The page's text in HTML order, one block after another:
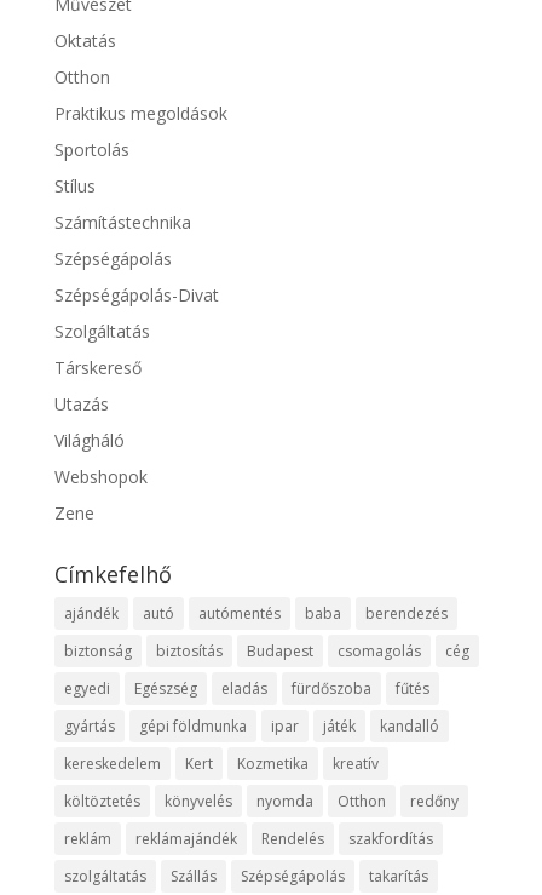
Oktatás
Otthon
Praktikus megoldások
Sportolás
Stílus
Számítástechnika
Szépségápolás
Szépségápolás-Divat
Szolgáltatás
Társkereső
Utazás
Világháló
Webshopok
Zene
Címkefelhő
ajándék autó autómentés baba
berendezés
biztonság
biztosítás Budapest csomagolás
cég
egyedi
Egészség eladás fürdőszoba
fűtés
gyártás
gépi földmunka ipar játék
kandalló
kereskedelem
Kert Kozmetika
kreatív
költöztetés
könyvelés nyomda Otthon
redőny
reklám
reklámajándék Rendelés
szakfordítás
szolgáltatás
Szállás Szépségápolás takarítás